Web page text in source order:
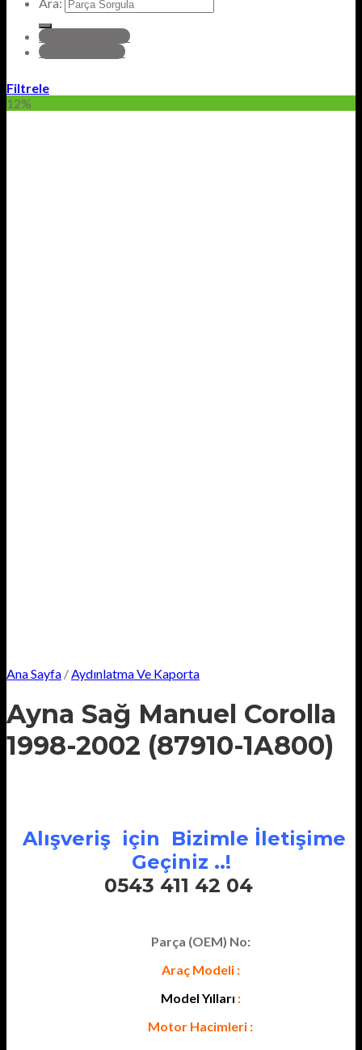
hyundai Parçalar
Honda Parçalar
Filtrele
12%
Ana Sayfa /Aydınlatma Ve Kaporta
Ayna Sağ Manuel Corolla
1998-2002 (87910-1A800)
Alışveriş için Bizimle İletişime
Geçiniz ..!
0543 411 42 04
Parça (OEM) No:
Araç Modeli :
Model Yılları :
Motor Hacimleri :